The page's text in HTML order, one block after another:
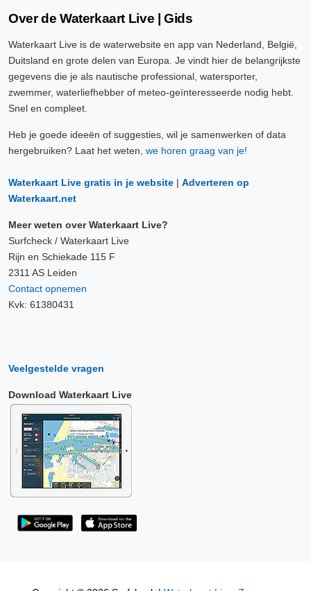
Over de Waterkaart Live | Gids
Waterkaart Live is de waterwebsite en app van Nederland, België,
Duitsland en grote delen van Europa. Je vindt hier de belangrijkste
gegevens die je als nautische professional, watersporter,
zwemmer, waterliefhebber of meteo-geïnteresseerde nodig hebt.
Snel en compleet.
Heb je goede ideeën of suggesties, wil je samenwerken of data
hergebruiken? Laat het weten, we horen graag van je!
Waterkaart Live gratis in je website | Adverteren op
Waterkaart.net
Meer weten over Waterkaart Live?
Surfcheck / Waterkaart Live
Rijn en Schiekade 115 F
2311 AS Leiden
Contact opnemen
Kvk: 61380431
Veelgestelde vragen
Download Waterkaart Live